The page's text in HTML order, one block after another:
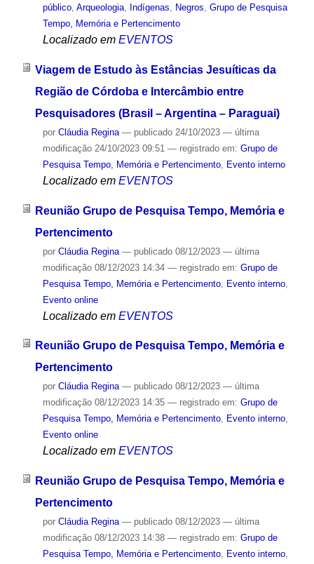
público, Arqueologia, Indígenas, Negros, Grupo de Pesquisa
Tempo, Memória e Pertencimento
Localizado em EVENTOS
Viagem de Estudo às Estâncias Jesuíticas da
Região de Córdoba e Intercâmbio entre
Pesquisadores (Brasil – Argentina – Paraguai)
por Cláudia Regina — publicado24/10/2023 — última
modificação24/10/2023 09:51 — registrado em: Grupo de
Pesquisa Tempo, Memória e Pertencimento, Evento interno
Localizado em EVENTOS
Reunião Grupo de Pesquisa Tempo, Memória e
Pertencimento
por Cláudia Regina — publicado08/12/2023 — última
modificação08/12/2023 14:34 — registrado em: Grupo de
Pesquisa Tempo, Memória e Pertencimento, Evento interno,
Evento online
Localizado em EVENTOS
Reunião Grupo de Pesquisa Tempo, Memória e
Pertencimento
por Cláudia Regina — publicado08/12/2023 — última
modificação08/12/2023 14:35 — registrado em: Grupo de
Pesquisa Tempo, Memória e Pertencimento, Evento interno,
Evento online
Localizado em EVENTOS
Reunião Grupo de Pesquisa Tempo, Memória e
Pertencimento
por Cláudia Regina — publicado08/12/2023 — última
modificação08/12/2023 14:38 — registrado em: Grupo de
Pesquisa Tempo, Memória e Pertencimento, Evento interno,